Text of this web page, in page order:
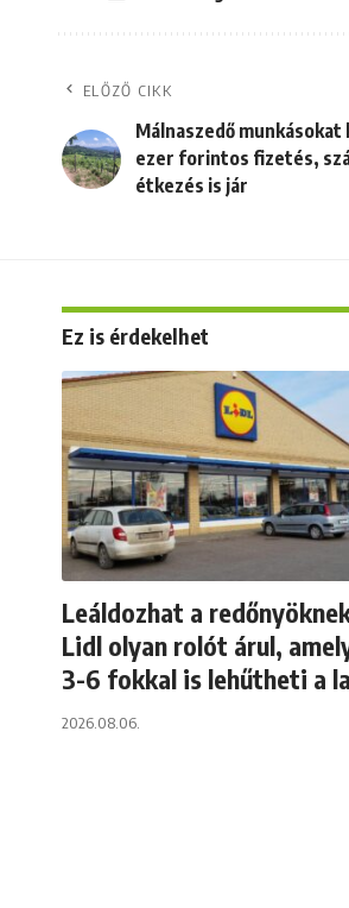
ELŐZŐ CIKK
Málnaszedő munkásokat
ezer forintos fizetés,
étkezés is jár
Ez is érdekelhet
Leáldozhat a
Lidl olyan rolót árul,
3-6 fokkal is lehűtheti a
2026.08.06.